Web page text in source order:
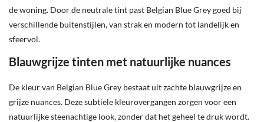
de woning. Door de neutrale tint past Belgian Blue Grey goed bij
verschillende buitenstijlen, van strak en modern tot landelijk en
sfeervol.
Blauwgrijze tinten met natuurlijke nuances
De kleur van Belgian Blue Grey bestaat uit zachte blauwgrijze en
grijze nuances. Deze subtiele kleurovergangen zorgen voor een
natuurlijke steenachtige look, zonder dat het geheel te druk wordt.